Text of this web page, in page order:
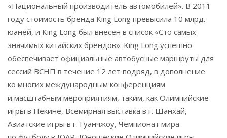
«Национальный производитель автомобилей». В 2011
году стоимость бренда King Long превысила 10 млрд.
юаней, и King Long был внесен в список «Сто самых
значимых китайских брендов». King Long успешно
обеспечивает официальные автобусные маршруты для
сессий ВСНП в течение 12 лет подряд, в дополнение
ко многих международным конференциям
и масштабным мероприятиям, таким, как Олимпийские
игры в Пекине, Всемирная выставка в г. Шанхай,
Азиатские игры в г. Гуанчжоу, Чемпионат мира